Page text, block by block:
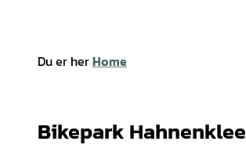
Du er herHome
Bikepark Hahnenklee